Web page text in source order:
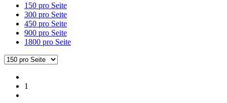
150 pro Seite
300 pro Seite
450 pro Seite
900 pro Seite
1800 pro Seite
1